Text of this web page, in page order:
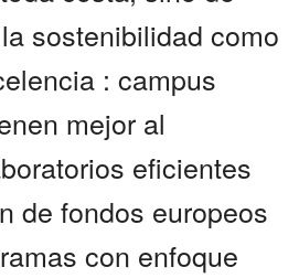
sostenibilidad como
: campus
mejor al
eficientes
de fondos europeos
con enfoque